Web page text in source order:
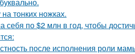
тонких ножках.
по $2 млн в год, чтобы
после исполнения роли